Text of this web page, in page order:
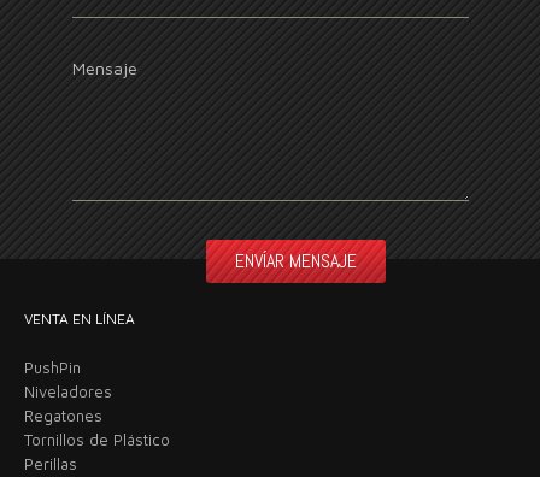
Mensaje
VENTA EN LÍNEA
PushPin
Niveladores
Regatones
Tornillos de Plástico
Perillas